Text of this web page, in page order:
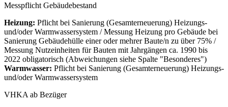
Messpflicht Gebäudebestand
Heizung: Pflicht bei Sanierung (Gesamterneuerung) Heizungs-
und/oder Warmwassersystem / Messung Heizung pro Gebäude bei
Sanierung Gebäudehülle einer oder mehrer Baute/n zu über 75% /
Messung Nutzeinheiten für Bauten mit Jahrgängen ca. 1990 bis
2022 obligatorisch (Abweichungen siehe Spalte "Besonderes")
Warmwasser: Pflicht bei Sanierung (Gesamterneuerung) Heizungs-
und/oder Warmwassersystem
VHKA ab Bezüger